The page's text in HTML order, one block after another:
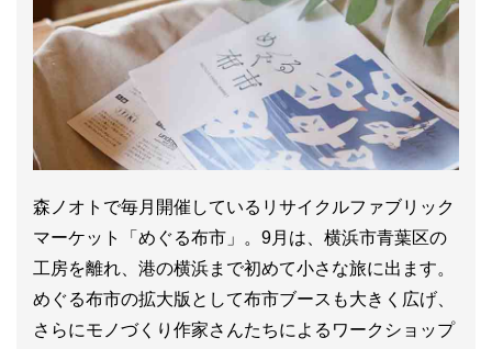
森ノオトで毎月開催しているリサイクルファブリック
マーケット「めぐる布市」。9月は、横浜市青葉区の
工房を離れ、港の横浜まで初めて小さな旅に出ます。
めぐる布市の拡大版として布市ブースも大きく広げ、
さらにモノづくり作家さんたちによるワークショップ